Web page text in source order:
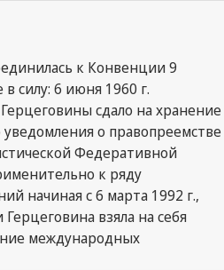
к Конвенции 9
в силу: 6 июня 1960 г.
сдало на хранение
о правопреемстве
Федеративной
к ряду
начиная с 6 марта 1992 г.,
взяла на себя
международных